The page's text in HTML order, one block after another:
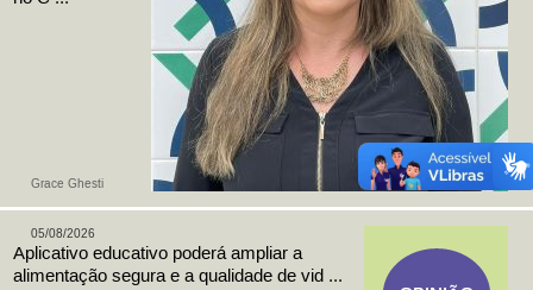
Grace Ghesti
05/08/2026
Aplicativo educativo poderá ampliar a
alimentação segura e a qualidade de vid ...